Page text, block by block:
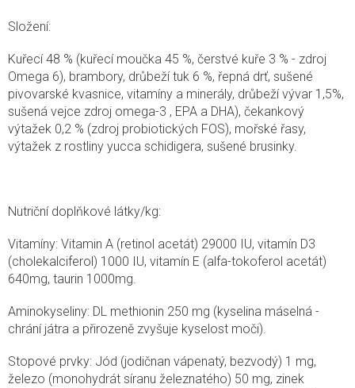
Složení:
Kuřecí 48 % (kuřecí moučka 45 %, čerstvé kuře 3 % - zdroj
Omega 6), brambory, drůbeží tuk 6 %, řepná drť, sušené
pivovarské kvasnice, vitamíny a minerály, drůbeží vývar 1,5%,
sušená vejce zdroj omega-3 , EPA a DHA), čekankový
výtažek 0,2 % (zdroj probiotických FOS), mořské řasy,
výtažek z rostliny yucca schidigera, sušené brusinky.
Nutriční doplňkové látky/kg:
Vitamíny: Vitamin A (retinol acetát) 29000 IU, vitamín D3
(cholekalciferol) 1000 IU, vitamín E (alfa-tokoferol acetát)
640mg, taurin 1000mg.
Aminokyseliny: DL methionin 250 mg (kyselina máselná -
chrání játra a přirozeně zvyšuje kyselost moči).
Stopové prvky: Jód (jodičnan vápenatý, bezvodý) 1 mg,
železo (monohydrát síranu železnatého) 50 mg, zinek